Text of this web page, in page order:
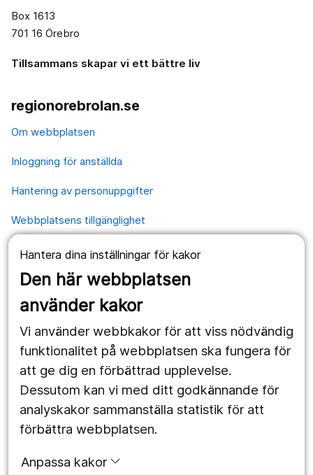
Hantera dina inställningar för kakor
Den här webbplatsen
använder kakor
Vi använder webbkakor för att viss nödvändig
funktionalitet på webbplatsen ska fungera för
att ge dig en förbättrad upplevelse.
Dessutom kan vi med ditt godkännande för
analyskakor sammanställa statistik för att
förbättra webbplatsen.
Anpassa kakor
Box 1613
701 16 Örebro
Tillsammans skapar vi ett bättre liv
regionorebrolan.se
Om webbplatsen
Inloggning för anställda
Hantering av personuppgifter
Webbplatsens tillgänglighet
Våra webbplatser
1177.se
Region Örebro län
Följ oss
Facebook